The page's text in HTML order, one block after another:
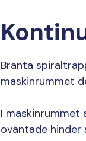
Branta
maskinrummet
I maskinrummet
oväntade